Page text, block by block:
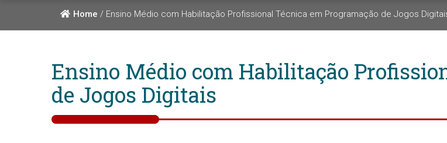
Home / Ensino Médio com Habilitação Profissional Técnica em Programação de Jogos
Ensino Médio com Habilitação
de Jogos Digitais